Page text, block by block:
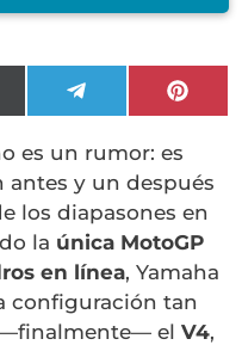
Compartir
en
en
es un rumor: es
antes y un después
los diapasones en
la única MotoGP
en línea, Yamaha
configuración tan
—finalmente— elV4,